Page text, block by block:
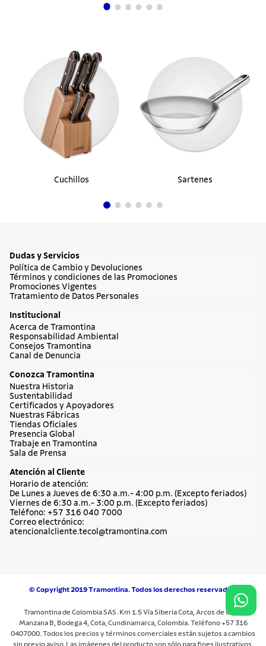
Cuchillos Sartenes
Dudas y Servicios
Política de Cambio y Devoluciones
Términos y condiciones de las Promociones
Promociones Vigentes
Tratamiento de Datos Personales
Institucional
Acerca de Tramontina
Responsabilidad Ambiental
Consejos Tramontina
Canal de Denuncia
Conozca Tramontina
Nuestra Historia
Sustentabilidad
Certificados y Apoyadores
Nuestras Fábricas
Tiendas Oficiales
Presencia Global
Trabaje en Tramontina
Sala de Prensa
Atención al Cliente
Horario de atención:
De Lunes a Jueves de 6:30 a.m.- 4:00 p.m. (Excepto feriados)
Viernes de 6:30 a.m.- 3:00 p.m. (Excepto feriados)
Teléfono: +57 316 040 7000
Correo electrónico:
atencionalcliente.tecol@tramontina.com
© Copyright 2019 Tramontina. Todos los derechos reservados.
Tramontina de Colombia SAS. Km 1.5 Vía Siberia Cota, Arcos de Cota,
Manzana B, Bodega 4, Cota, Cundinamarca, Colombia. Teléfono +57 316
0407000. Todos los precios y términos comerciales están sujetos a cambios
sin previo aviso. Las imágenes del producto son sólo para fines ilustrativos.